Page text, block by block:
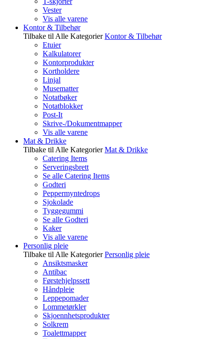
Vester
Vis alle varene
Kontor & Tilbehør
Tilbake til Alle Kategorier Kontor & Tilbehør
Etuier
Kalkulatorer
Kontorprodukter
Kortholdere
Linjal
Musematter
Notatbøker
Notatblokker
Post-It
Skrive-/Dokumentmapper
Vis alle varene
Mat & Drikke
Tilbake til Alle Kategorier Mat & Drikke
Catering Items
Serveringsbrett
Se alle Catering Items
Godteri
Peppermyntedrops
Sjokolade
Tyggegummi
Se alle Godteri
Kaker
Vis alle varene
Personlig pleie
Tilbake til Alle Kategorier Personlig pleie
Ansiktsmasker
Antibac
Førstehjelpssett
Håndpleie
Leppepomader
Lommetørkler
Skjoennhetsprodukter
Solkrem
Toalettmapper